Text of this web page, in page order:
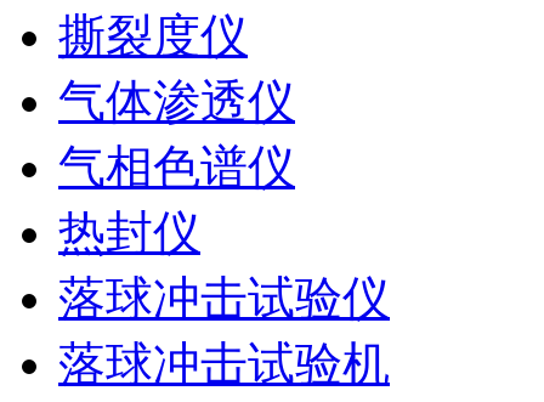
撕裂度仪
气体渗透仪
气相色谱仪
热封仪
落球冲击试验仪
落球冲击试验机